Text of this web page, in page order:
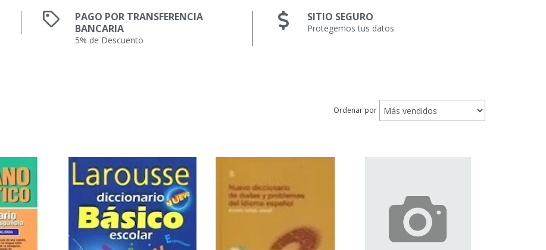
PAGO POR TRANSFERENCIA
BANCARIA
5% de Descuento
SITIO SEGURO
Protegemos tus datos
Ordenar por